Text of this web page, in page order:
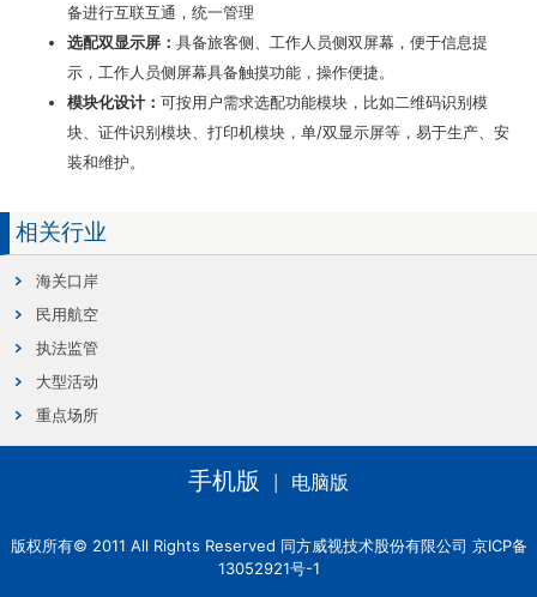
备进行互联互通，统一管理
选配双显示屏： 具备旅客侧、工作人员侧双屏幕，便于信息提
示，工作人员侧屏幕具备触摸功能，操作便捷。
模块化设计： 可按用户需求选配功能模块，比如二维码识别模
块、证件识别模块、打印机模块，单/双显示屏等，易于生产、安
装和维护。
相关行业
海关口岸
民用航空
执法监管
大型活动
重点场所
手机版 电脑版
版权所有© 2011 All Rights Reserved 同方威视技术股份有限公司 京ICP备
13052921号-1